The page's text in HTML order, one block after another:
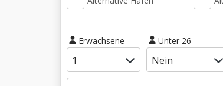
Erwachsene Unter 26